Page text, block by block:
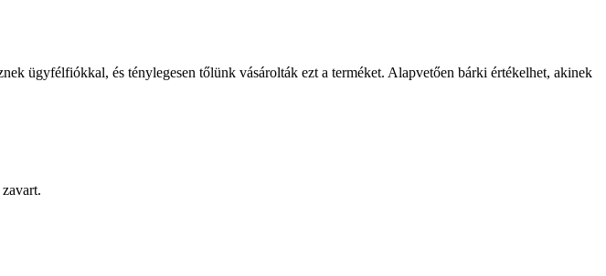
ügyfélfiókkal, és ténylegesen tőlünk vásárolták ezt a terméket. Alapvetően bárki értékelhet, akinek